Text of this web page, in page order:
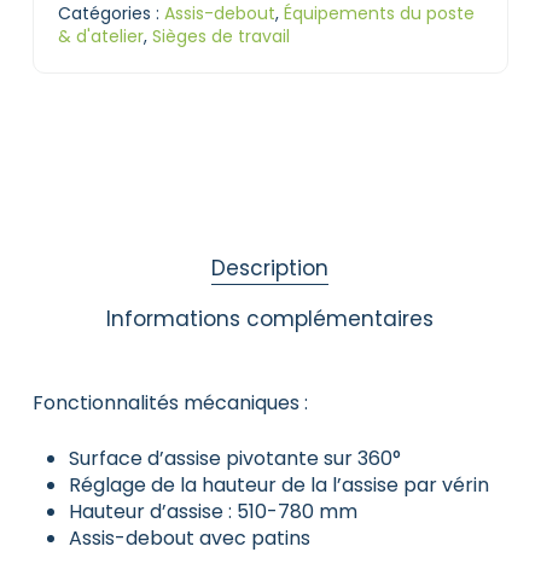
Catégories : Assis-debout, Équipements du poste
& d'atelier, Sièges de travail
Description
Informations complémentaires
Fonctionnalités mécaniques :
Surface d’assise pivotante sur 360°
Réglage de la hauteur de la l’assise par vérin
Hauteur d’assise : 510-780 mm
Assis-debout avec patins